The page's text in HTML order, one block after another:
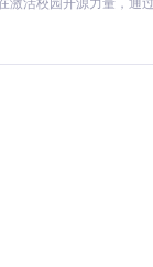
中选择目标组合
特效
gh_mirrors/